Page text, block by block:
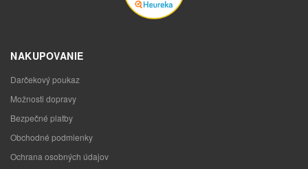
NAKUPOVANIE
Darčekový poukaz
Možnosti dopravy
Bezpečné platby
Obchodné podmienky
Ochrana osobných údajov